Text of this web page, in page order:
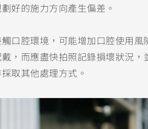
好的施力方向產生偏差。
口腔環境，可能增加口腔使用風
，而應盡快拍照記錄損壞狀況，
取其他處理方式。